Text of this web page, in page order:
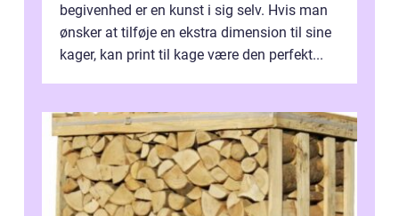
begivenhed er en kunst i sig selv. Hvis man
ønsker at tilføje en ekstra dimension til sine
kager, kan print til kage være den perfekt...